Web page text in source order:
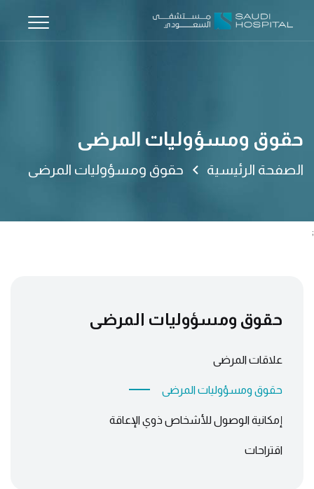
حقوق ومسؤوليات المرضى
الصفحة الرئيسية حقوق ومسؤوليات المرضى
;
حقوق ومسؤوليات المرضى
علاقات المرضى
حقوق ومسؤوليات المرضى
إمكانية الوصول للأشخاص ذوي الإعاقة
اقتراحات